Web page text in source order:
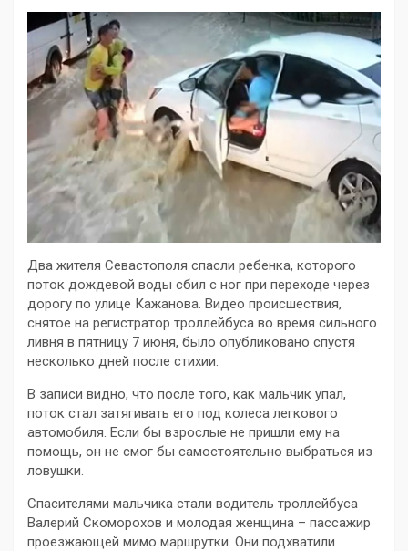
Два жителя Севастополя спасли ребенка, которого
поток дождевой воды сбил с ног при переходе через
дорогу по улице Кажанова. Видео происшествия,
снятое на регистратор троллейбуса во время сильного
ливня в пятницу 7 июня, было опубликовано спустя
несколько дней после стихии.
В записи видно, что после того, как мальчик упал,
поток стал затягивать его под колеса легкового
автомобиля. Если бы взрослые не пришли ему на
помощь, он не смог бы самостоятельно выбраться из
ловушки.
Спасителями мальчика стали водитель троллейбуса
Валерий Скоморохов и молодая женщина – пассажир
проезжающей мимо маршрутки. Они подхватили